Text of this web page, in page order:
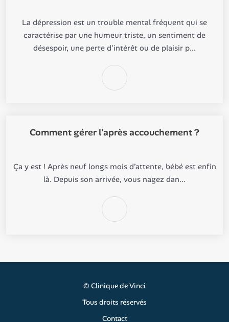
La dépression est un trouble mental fréquent qui se
caractérise par une humeur triste, un sentiment de
désespoir, une perte d'intérêt ou de plaisir p...
Comment gérer l'après accouchement ?
Ça y est ! Après neuf longs mois d’attente, bébé est enfin
là. Depuis son arrivée, vous nagez dan...
© Clinique de Vinci
Tous droits réservés
Contact